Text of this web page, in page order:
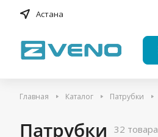
Астана
Главная Каталог Патрубки
Патрубки 32 товара